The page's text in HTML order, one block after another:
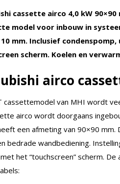
aantal
cassette airco 4,0 kW
model voor inbouw in
mm. Inclusief
scherm. Koelen en
airco
cassettemodel van MHI wordt
airco wordt doorgaans
een afmeting van 90×90
bedrade wandbediening.
het “touchscreen” scherm.